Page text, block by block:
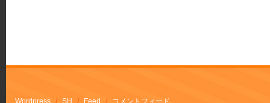
Wordpress / SH / Feed / コメントフィード